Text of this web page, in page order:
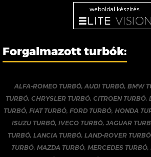
weboldal készítés
Forgalmazott turbók:
ALFA-ROMEO TURBÓ,AUDI TURBÓ, BMW
TURBÓ, CHRYSLER TURBÓ, CITROEN TURBÓ,
TURBÓ,FIAT TURBÓ,FORD TURBÓ, HONDA
ISUZU TURBÓ,IVECO TURBÓ,JAGUAR
TURBÓ,LANCIA TURBÓ,LAND-ROVER TURBÓ
TURBÓ, MAZDA TURBÓ, MERCEDES TURBÓ,